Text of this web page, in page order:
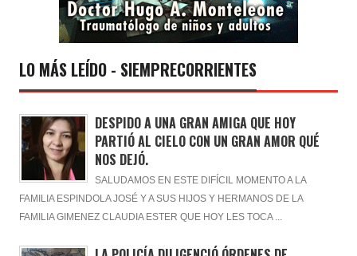
LO MÁS LEÍDO - SIEMPRECORRIENTES
DESPIDO A UNA GRAN AMIGA QUE HOY
PARTIÓ AL CIELO CON UN GRAN AMOR QUÉ
NOS DEJÓ.
SALUDAMOS EN ESTE DIFÍCIL MOMENTO A LA
FAMILIA ESPINDOLA JOSÉ Y A SUS HIJOS Y HERMANOS DE LA
FAMILIA GIMENEZ CLAUDIA ESTER QUE HOY LES TOCA ...